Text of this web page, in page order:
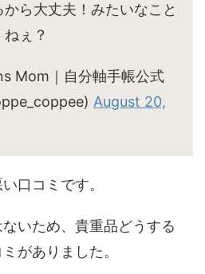
ら大丈夫！みたいなこと
ぇ？
Mom｜自分軸手帳公式
August 20,
口コミです。
いため、貴重品どうする
がありました。